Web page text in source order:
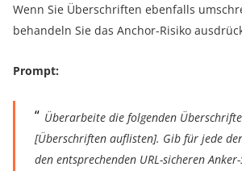
Wenn Sie Überschriften ebenfalls
behandeln Sie das Anchor-Risiko
Prompt:
Überarbeite die folgenden
[Überschriften auflisten]. Gib für jede
den entsprechenden URL-sicheren